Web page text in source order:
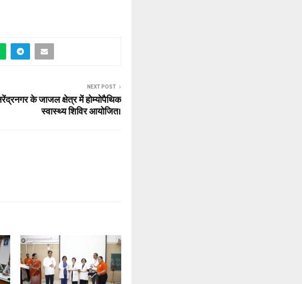
NEXT POST
के जाजल क्षेत्र में होम्योपैथिक
स्वास्थ्य शिविर आयोजित।